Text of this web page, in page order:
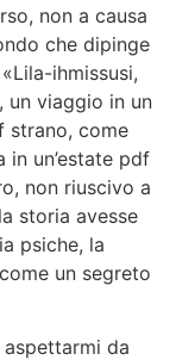
non a causa
che dipinge
ihmissusi,
un viaggio in un
strano, come
in un’estate pdf
non riuscivo a
storia avesse
psiche, la
un segreto
da